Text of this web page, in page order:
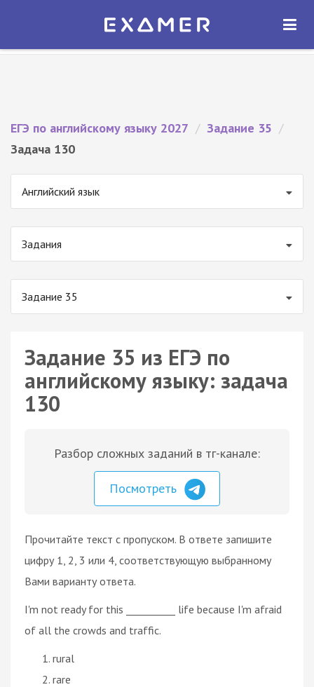
Экзамер — ЕГЭ 2027
ОТКРЫТЬ
ЕГЭ по английскому языку 2027 / Задание 35 /
Задача 130
Английский язык
Задания
Задание 35
Задание 35 из ЕГЭ по
английскому языку: задача
130
Разбор сложных заданий в тг-канале:
Посмотреть
Прочитайте текст с пропуском. В ответе запишите
цифру 1, 2, 3 или 4, соответствующую выбранному
Вами варианту ответа.
I'm not ready for this __________ life because I'm afraid
of all the crowds and traffic.
rural
rare